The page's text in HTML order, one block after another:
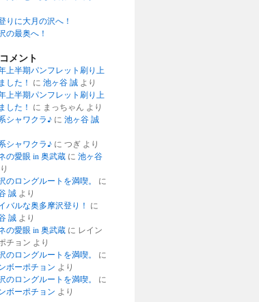
りに大月の沢へ！
の最奥へ！
メント
上半期パンフレット刷り上
した！ に 池ヶ谷 誠より
上半期パンフレット刷り上
した！ に まっちゃん より
シャワクラ♪に 池ヶ谷 誠
シャワクラ♪に つぎより
の愛眼 in 奥武蔵に 池ヶ谷
のロングルートを満喫。
に
誠より
バルな奥多摩沢登り！ に
誠より
の愛眼 in 奥武蔵に レイン
チョン より
のロングルートを満喫。
に
ボーポチョン より
のロングルートを満喫。
に
ボーポチョン より